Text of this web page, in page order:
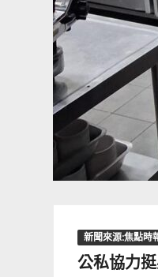
新聞來源:焦點時
公私協力